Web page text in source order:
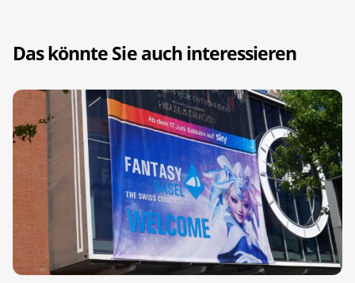
Das könnte Sie auch interessieren